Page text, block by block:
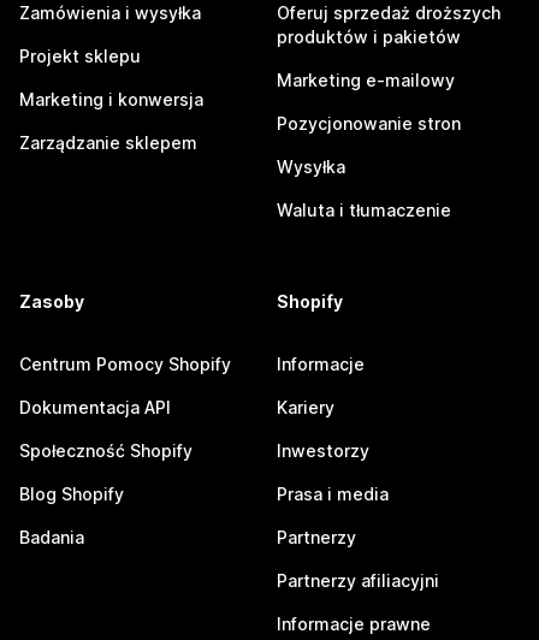
Zamówienia i wysyłka
Projekt sklepu
Marketing i konwersja
Zarządzanie sklepem
Oferuj sprzedaż droższych
produktów i pakietów
Marketing e-mailowy
Pozycjonowanie stron
Wysyłka
Waluta i tłumaczenie
Zasoby
Centrum Pomocy Shopify
Dokumentacja API
Społeczność Shopify
Blog Shopify
Badania
Shopify
Informacje
Kariery
Inwestorzy
Prasa i media
Partnerzy
Partnerzy afiliacyjni
Informacje prawne